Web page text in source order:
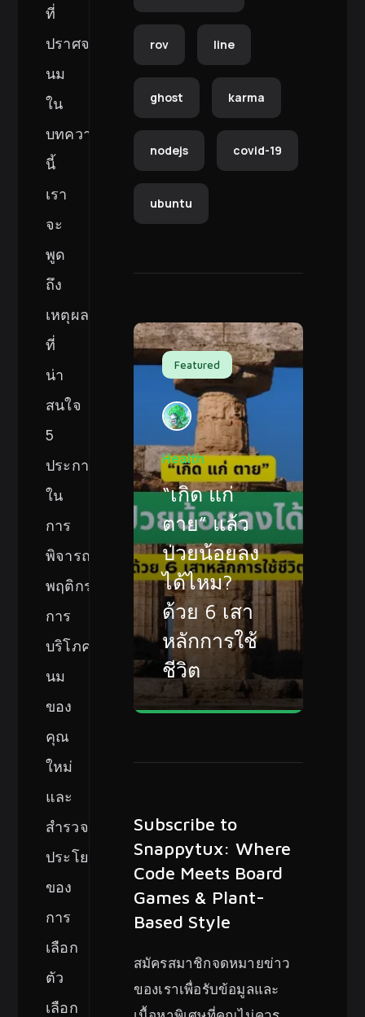
ที่
ปราศจาก
นม
ใน
บทความ
นี้
เรา
จะ
พูด
ถึง
เหตุผล
ที่
น่า
สนใจ
5
ประการ
ใน
การ
พิจารณา
พฤติกรรม
การ
บริโภค
นม
ของ
คุณ
ใหม่
และ
สำรวจ
ประโยชน์
ของ
การ
เลือก
ตัว
เลือก
rov line
ghost karma
nodejs covid-19
ubuntu
Featured
Health
“เกิด แก่
ตาย” แล้ว
ป่วยน้อยลง
ได้ไหม?
ด้วย 6 เสา
หลักการใช้
ชีวิต
Subscribe to
Snappytux: Where
Code Meets Board
Games & Plant-
Based Style
สมัครสมาชิกจดหมายข่าว
ของเราเพื่อรับข้อมูลและ